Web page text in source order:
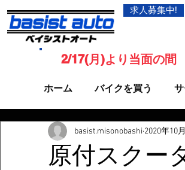
求人募集中!
ホーム バイクを買う
2/17(月)より当面の間
原付スクー
basist.misonobashi 2020年10